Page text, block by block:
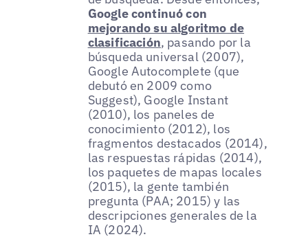
Google continuó con
mejorando su algoritmo de
clasificación, pasando por la
búsqueda universal (2007),
Google Autocomplete (que
debutó en 2009 como
Suggest), Google Instant
(2010), los paneles de
conocimiento (2012), los
fragmentos destacados (2014),
las respuestas rápidas (2014),
los paquetes de mapas locales
(2015), la gente también
pregunta (PAA; 2015) y las
descripciones generales de la
IA (2024).